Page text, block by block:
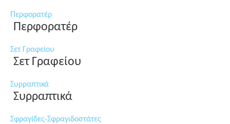
Περφορατέρ
Περφορατέρ
Σετ Γραφείου
Σετ Γραφείου
Συρραπτικά
Συρραπτικά
Σφραγίδες-Σφραγιδοστάτες